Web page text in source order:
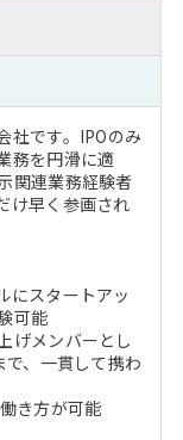
社です。IPOのみ
務を円滑に適
関連業務経験者
け早く参画され
にスタートアッ
可能
げメンバーとし
、一貫して携わ
き方が可能